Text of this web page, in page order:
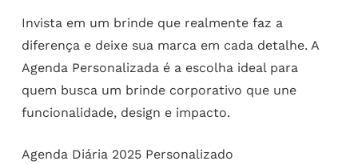
Invista em um brinde que realmente faz a
diferença e deixe sua marca em cada detalhe. A
Agenda Personalizada é a escolha ideal para
quem busca um brinde corporativo que une
funcionalidade, design e impacto.
Agenda Diária 2025 Personalizado